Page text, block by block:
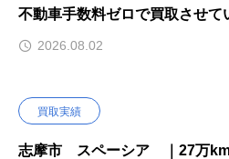
不動車手数料ゼロで買取させて
2026.08.02
買取実績
志摩市 スペーシア ｜27万km